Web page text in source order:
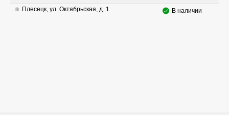
п. Плесецк, ул. Октябрьская, д. 1
В наличии